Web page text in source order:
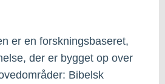
er en forskningsbaseret,
der er bygget op over
Bibelsk